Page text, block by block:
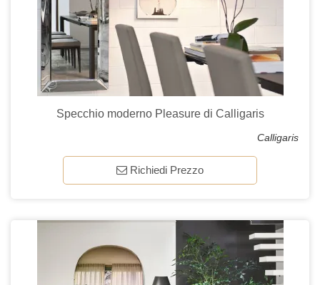
Specchio moderno Pleasure di Calligaris
Calligaris
Richiedi Prezzo